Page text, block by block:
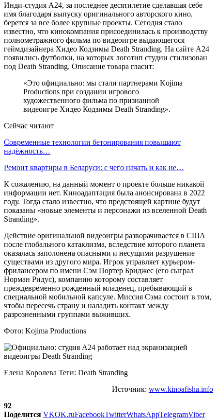
Инди-студия A24, за последнее десятилетие сделавшая себе
имя благодаря выпуску оригинального авторского кино,
берется за все более крупные проекты. Сегодня стало
известно, что кинокомпания присоединилась к производству
полнометражного фильма по видеоигре выдающегося
геймдизайнера Хидео Кодзимы Death Stranding. На сайте A24
появились футболки, на которых логотип студии стилизован
под Death Stranding. Описание товара гласит:
«Это официально: мы стали партнерами Kojima
Productions при создании игрового
художественного фильма по признанной
видеоигре Хидео Кодзимы Death Stranding».
Сейчас читают
Современные технологии бетонирования повышают
надёжность…
Ремонт квартиры в Беларуси: с чего начать и как не…
К сожалению, на данный момент о проекте больше никакой
информации нет. Киноадаптация была анонсирована в 2022
году. Тогда стало известно, что предстоящей картине будут
показаны «новые элементы и персонажи из вселенной Death
Stranding».
Действие оригинальной видеоигры разворачивается в США
после глобального катаклизма, вследствие которого планета
оказалась заполонена опасными и несущими разрушение
существами из другого мира. Игрок управляет курьером-
фрилансером по имени Сэм Портер Бриджес (его сыграл
Норман Ридус), компанию которому составляет
преждевременно рожденный младенец, пребывающий в
специальной мобильной капсуле. Миссия Сэма состоит в том,
чтобы пересечь страну и наладить контакт между
разрозненными группами выживших.
Фото: Kojima Productions
Елена Королева Теги: Death Stranding
Источник: www.kinoafisha.info
92
Поделится VKOK.ruFacebookTwitterWhatsAppTelegramViber